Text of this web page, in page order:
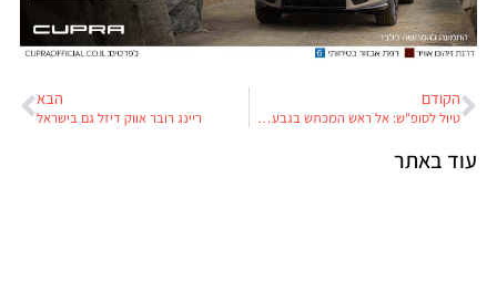
הקודם
טיול לסופ"ש: אל ראש המכתש בגבעת גרני
הבא
ריינג רובר אווק דיזל גם בישראל
עוד באתר